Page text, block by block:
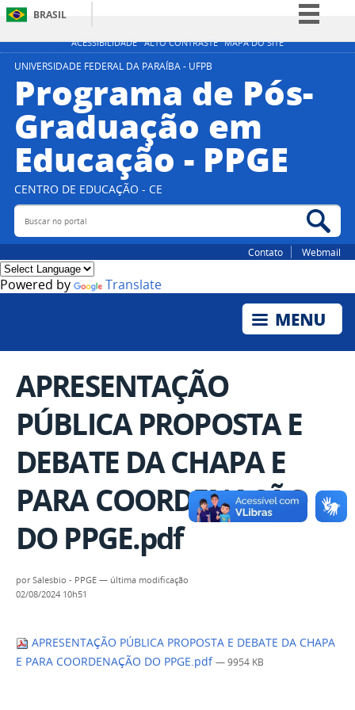
ACESSIBILIDADE ALTO CONTRASTE MAPA DO SITE
BRASIL
Simplifique!
Participe
Legislação
Canais
UNIVERSIDADE FEDERAL DA PARAÍBA - UFPB
Programa de Pós-
Graduação em
Educação - PPGE
CENTRO DE EDUCAÇÃO - CE
Buscar no portal
Contato Webmail
Powered by Translate
APRESENTAÇÃO
PÚBLICA PROPOSTA E
DEBATE DA CHAPA E
PARA COORDENAÇÃO
DO PPGE.pdf
porSalesbio - PPGE — última modificação
02/08/2024 10h51
APRESENTAÇÃO PÚBLICA PROPOSTA E DEBATE DA CHAPA
E PARA COORDENAÇÃO DO PPGE.pdf — 9954 KB